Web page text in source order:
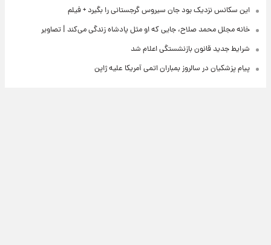
این سکانس نزدیک بود جان سیروس گرجستانی را بگیرد + فیلم
خانه مجلل محمد صلاح، جایی که او مثل پادشاه زندگی می‌کند | تصاویر
شرایط جدید قانون بازنشستگی اعلام شد
پیام پزشکیان در سالروز بمباران اتمی آمریکا علیه ژاپن